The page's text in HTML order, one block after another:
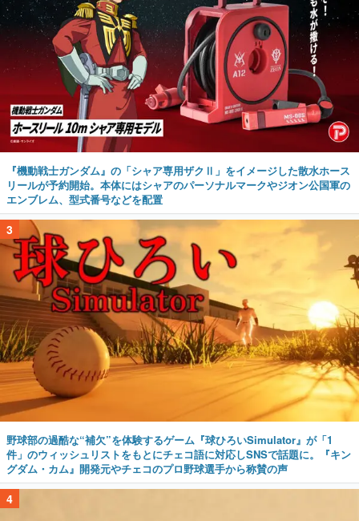
『機動戦士ガンダム』の「シャア専用ザクⅡ」をイメージした散水ホース
リールが予約開始。本体にはシャアのパーソナルマークやジオン公国軍の
エンブレム、型式番号などを配置
3
野球部の過酷な“補欠”を体験するゲーム『球ひろいSimulator』が「1
件」のウィッシュリストをもとにチェコ語に対応しSNSで話題に。『キン
グダム・カム』開発元やチェコのプロ野球選手から称賛の声
4